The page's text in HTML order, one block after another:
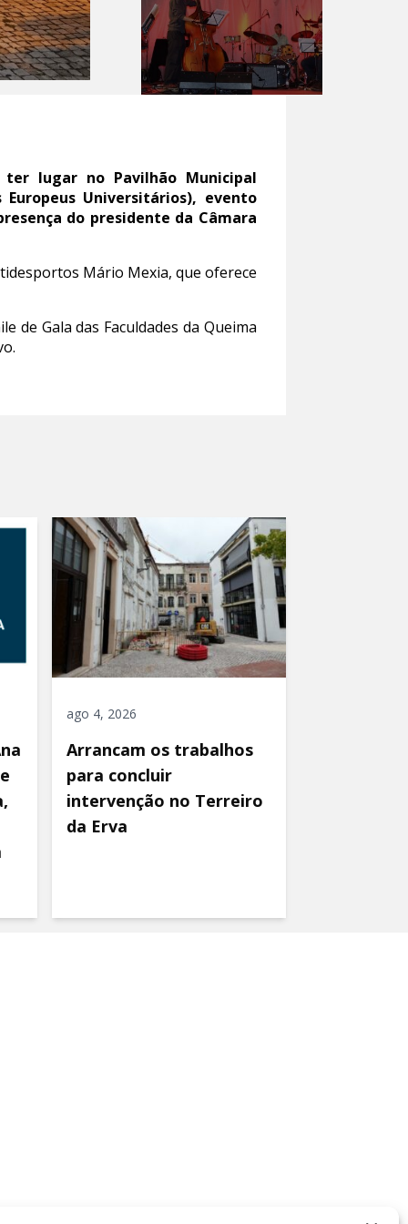
lugar no Pavilhão Municipal
Universitários), evento
do presidente da Câmara
Mário Mexia, que oferece
de Gala das Faculdades da Queima
ago 4, 2026
Arrancam os trabalhos
para concluir
intervenção no Terreiro
da Erva